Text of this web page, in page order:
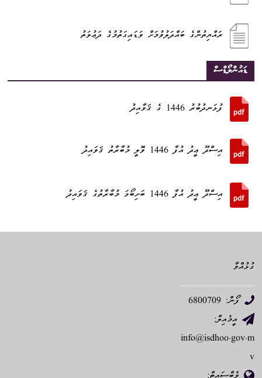
ރައްޔިތުންގެ ބައްދަލުވުމަށް ވަޑައިގަތުމުގެ ދަޢުވަތު
ޑައުންލޯޑްސް
ފުޅަނދުބުރު 1446 ގެ ޤަވާއިދު
އިސްދޫ ޢީދު އުފާ 1446 ވޮލީ މުބާރާތު ޤަވައިދު
އިސްދޫ ޢީދު އުފާ 1446 ބަށިބޯޅަ މުބާރާތުގެ ޤަވައިދު
ގުޅުއްވާ
ފޯން: 6800709
އީމެއިލް:
info@isdhoo.gov.m
v